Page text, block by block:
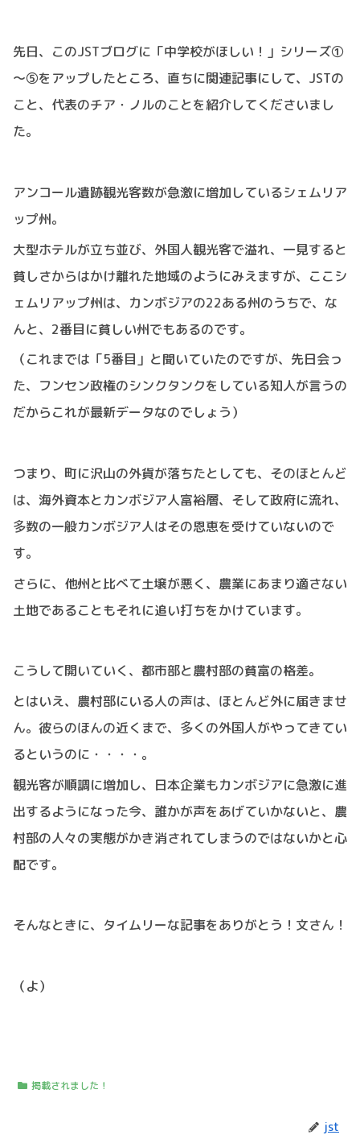
先日、このJSTブログに「中学校がほしい！」シリーズ①
～⑤をアップしたところ、直ちに関連記事にして、JSTの
こと、代表のチア・ノルのことを紹介してくださいまし
た。
アンコール遺跡観光客数が急激に増加しているシェムリア
ップ州。
大型ホテルが立ち並び、外国人観光客で溢れ、一見すると
貧しさからはかけ離れた地域のようにみえますが、ここシ
ェムリアップ州は、カンボジアの22ある州のうちで、な
んと、2番目に貧しい州でもあるのです。
（これまでは「5番目」と聞いていたのですが、先日会っ
た、フンセン政権のシンクタンクをしている知人が言うの
だからこれが最新データなのでしょう）
つまり、町に沢山の外貨が落ちたとしても、そのほとんど
は、海外資本とカンボジア人富裕層、そして政府に流れ、
多数の一般カンボジア人はその恩恵を受けていないので
す。
さらに、他州と比べて土壌が悪く、農業にあまり適さない
土地であることもそれに追い打ちをかけています。
こうして開いていく、都市部と農村部の貧富の格差。
とはいえ、農村部にいる人の声は、ほとんど外に届きませ
ん。彼らのほんの近くまで、多くの外国人がやってきてい
るというのに・・・・。
観光客が順調に増加し、日本企業もカンボジアに急激に進
出するようになった今、誰かが声をあげていかないと、農
村部の人々の実態がかき消されてしまうのではないかと心
配です。
そんなときに、タイムリーな記事をありがとう！文さん！
（よ）
掲載されました！
jst